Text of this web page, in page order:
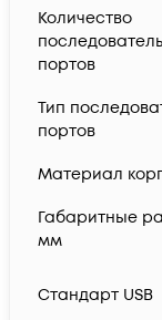
Количество
портов
Тип
портов
Материал
Габаритные
мм
Стандарт USB